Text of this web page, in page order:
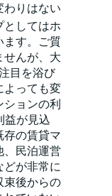
わりはない
としてはホ
ます。ご質
せんが、大
目を浴び
よっても変
ョンの利
益が見込
の賃貸マ
、民泊運営
どが非常に
束後からの